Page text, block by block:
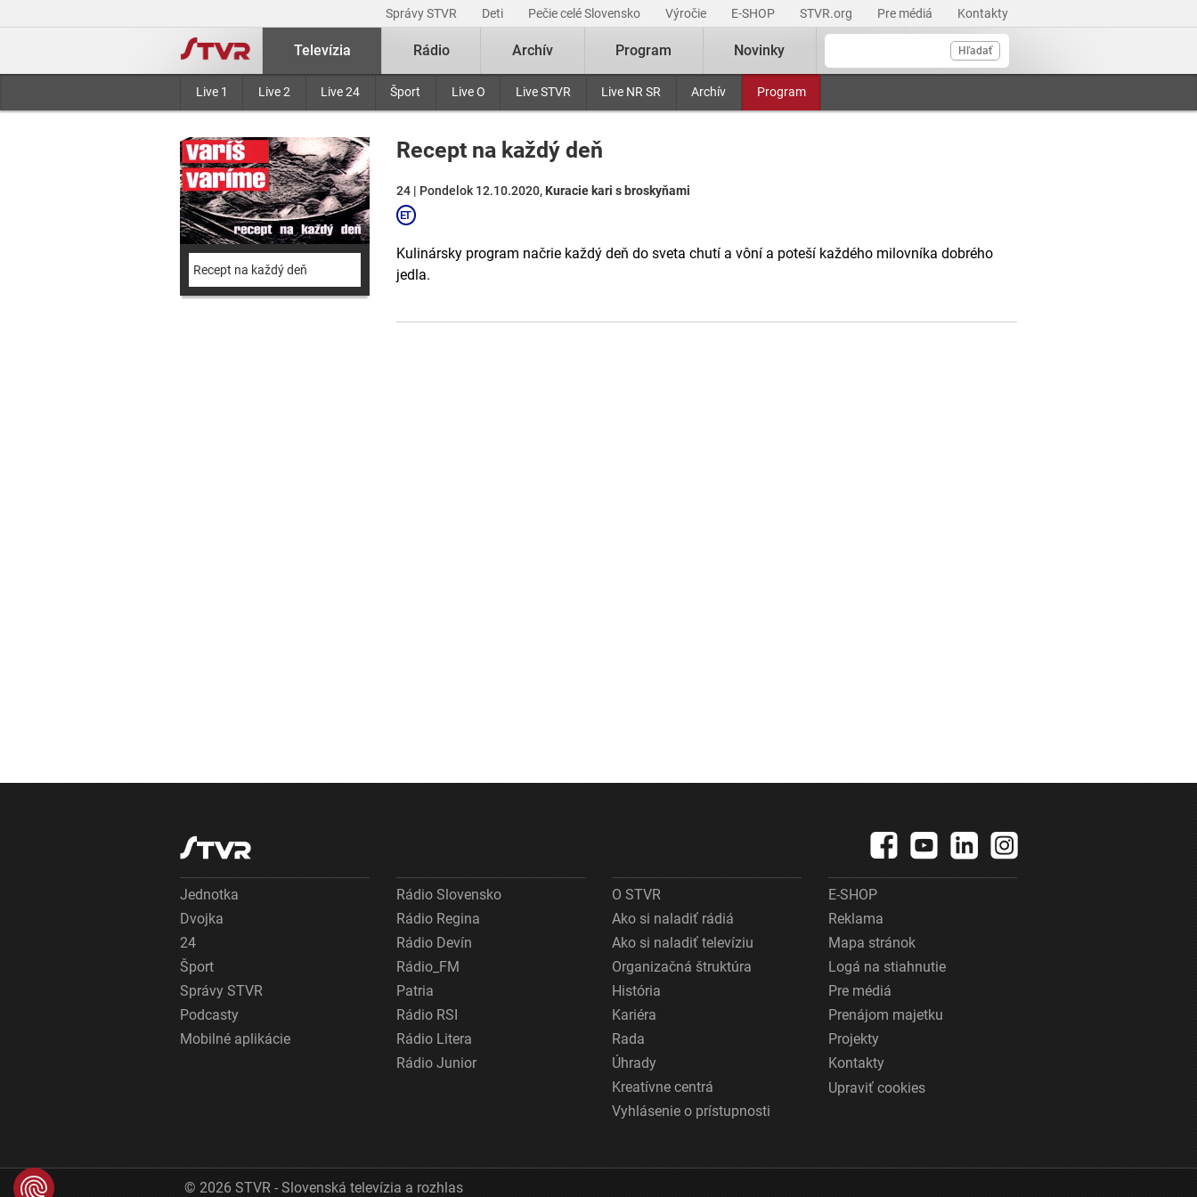
Správy STVR Deti Pečie celé Slovensko Výročie E-SHOP STVR.org Pre médiá Kontakty
Hľadať
Televízia
Live 1 Live 2 Live 24 Šport Live O Live STVR Live NR SR Archív Program
Rádio Archív Program Novinky
Recept na každý deň
Recept na každý deň
24 | Pondelok 12.10.2020, Kuracie kari s broskyňami
Kulinársky program načrie každý deň do sveta chutí a vôní a poteší každého milovníka dobrého
jedla.
Jednotka
Dvojka
24
Šport
Správy STVR
Podcasty
Mobilné aplikácie
Rádio Slovensko
Rádio Regina
Rádio Devín
Rádio_FM
Patria
Rádio RSI
Rádio Litera
Rádio Junior
O STVR
Ako si naladiť rádiá
Ako si naladiť televíziu
Organizačná štruktúra
História
Kariéra
Rada
Úhrady
Kreatívne centrá
Vyhlásenie o prístupnosti
E-SHOP
Reklama
Mapa stránok
Logá na stiahnutie
Pre médiá
Prenájom majetku
Projekty
Kontakty
Upraviť cookies
© 2026 STVR - Slovenská televízia a rozhlas